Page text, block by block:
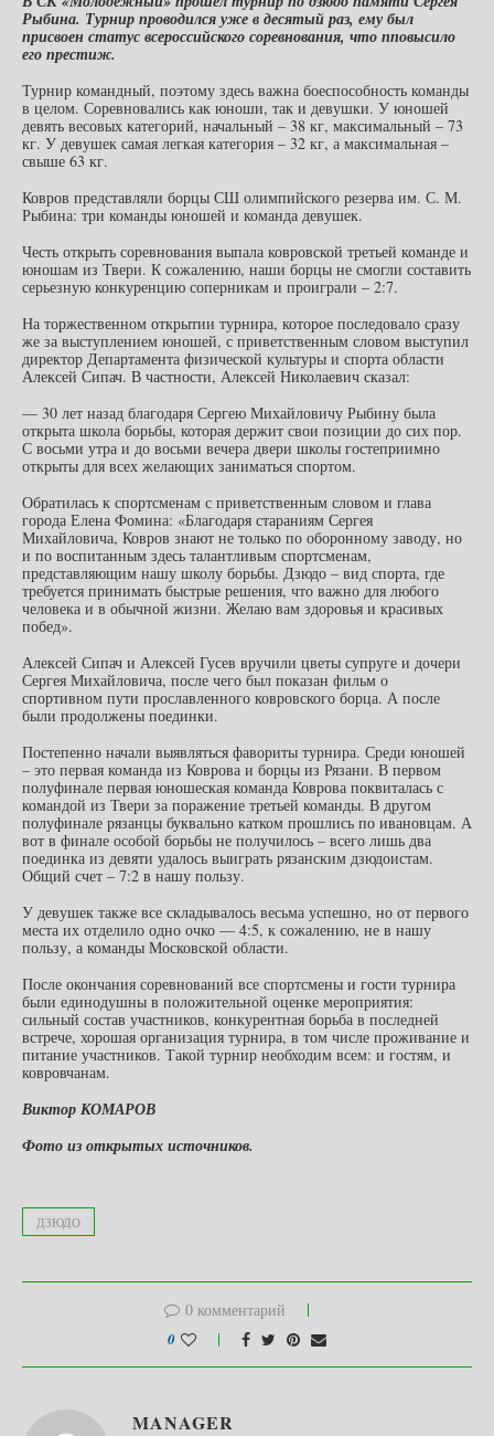
Рыбина. Турнир проводился уже в десятый раз, ему был
присвоен статус всероссийского соревнования, что пповысило
его престиж.
Турнир командный, поэтому здесь важна боеспособность команды
в целом. Соревновались как юноши, так и девушки. У юношей
девять весовых категорий, начальный – 38 кг, максимальный – 73
кг. У девушек самая легкая категория – 32 кг, а максимальная –
свыше 63 кг.
Ковров представляли борцы СШ олимпийского резерва им. С. М.
Рыбина: три команды юношей и команда девушек.
Честь открыть соревнования выпала ковровской третьей команде и
юношам из Твери. К сожалению, наши борцы не смогли составить
серьезную конкуренцию соперникам и проиграли – 2:7.
На торжественном открытии турнира, которое последовало сразу
же за выступлением юношей, с приветственным словом выступил
директор Департамента физической культуры и спорта области
Алексей Сипач. В частности, Алексей Николаевич сказал:
— 30 лет назад благодаря Сергею Михайловичу Рыбину была
открыта школа борьбы, которая держит свои позиции до сих пор.
С восьми утра и до восьми вечера двери школы гостеприимно
открыты для всех желающих заниматься спортом.
Обратилась к спортсменам с приветственным словом и глава
города Елена Фомина: «Благодаря стараниям Сергея
Михайловича, Ковров знают не только по оборонному заводу, но
и по воспитанным здесь талантливым спортсменам,
представляющим нашу школу борьбы. Дзюдо – вид спорта, где
требуется принимать быстрые решения, что важно для любого
человека и в обычной жизни. Желаю вам здоровья и красивых
побед».
Алексей Сипач и Алексей Гусев вручили цветы супруге и дочери
Сергея Михайловича, после чего был показан фильм о
спортивном пути прославленного ковровского борца. А после
были продолжены поединки.
Постепенно начали выявляться фавориты турнира. Среди юношей
– это первая команда из Коврова и борцы из Рязани. В первом
полуфинале первая юношеская команда Коврова поквиталась с
командой из Твери за поражение третьей команды. В другом
полуфинале рязанцы буквально катком прошлись по ивановцам. А
вот в финале особой борьбы не получилось – всего лишь два
поединка из девяти удалось выиграть рязанским дзюдоистам.
Общий счет – 7:2 в нашу пользу.
У девушек также все складывалось весьма успешно, но от первого
места их отделило одно очко — 4:5, к сожалению, не в нашу
пользу, а команды Московской области.
После окончания соревнований все спортсмены и гости турнира
были единодушны в положительной оценке мероприятия:
сильный состав участников, конкурентная борьба в последней
встрече, хорошая организация турнира, в том числе проживание и
питание участников. Такой турнир необходим всем: и гостям, и
ковровчанам.
Виктор КОМАРОВ
Фото из открытых источников.
ДЗЮДО
0 комментарий
0
MANAGER